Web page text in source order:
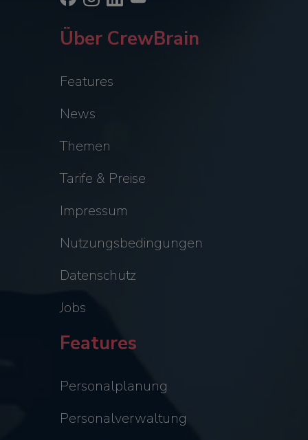
Über CrewBrain
Features
News
Themen
Tarife & Preise
Impressum
Nutzungsbedingungen
Datenschutz
Jobs
Features
Personalplanung
Personalverwaltung